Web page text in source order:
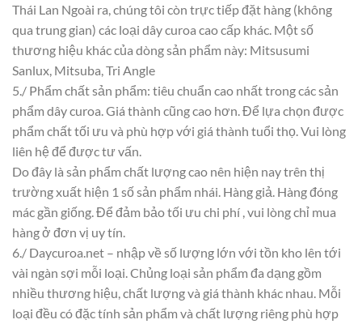
Thái Lan Ngoài ra, chúng tôi còn trực tiếp đặt hàng (không
qua trung gian) các loại dây curoa cao cấp khác. Một số
thương hiệu khác của dòng sản phẩm này: Mitsusumi
Sanlux, Mitsuba, Tri Angle
5./ Phẩm chất sản phẩm: tiêu chuẩn cao nhất trong các sản
phẩm dây curoa. Giá thành cũng cao hơn. Để lựa chọn được
phẩm chất tối ưu và phù hợp với giá thành tuổi thọ. Vui lòng
liên hệ để được tư vấn.
Do đây là sản phẩm chất lượng cao nên hiện nay trên thị
trường xuất hiện 1 số sản phẩm nhái. Hàng giả. Hàng đóng
mác gần giống. Để đảm bảo tối ưu chi phí , vui lòng chỉ mua
hàng ở đơn vị uy tín.
6./ Daycuroa.net – nhập về số lượng lớn với tồn kho lên tới
vài ngàn sợi mỗi loại. Chủng loại sản phẩm đa dạng gồm
nhiều thương hiệu, chất lượng và giá thành khác nhau. Mỗi
loại đều có đặc tính sản phẩm và chất lượng riêng phù hợp